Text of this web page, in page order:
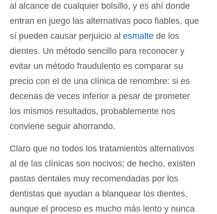
al alcance de cualquier bolsillo, y es ahí donde
entran en juego las alternativas poco fiables, que
sí pueden causar perjuicio al esmalte de los
dientes. Un método sencillo para reconocer y
evitar un método fraudulento es comparar su
precio con el de una clínica de renombre: si es
decenas de veces inferior a pesar de prometer
los mismos resultados, probablemente nos
conviene seguir ahorrando.
Claro que no todos los tratamientos alternativos
al de las clínicas son nocivos; de hecho, existen
pastas dentales muy recomendadas por los
dentistas que ayudan a blanquear los dientes,
aunque el proceso es mucho más lento y nunca